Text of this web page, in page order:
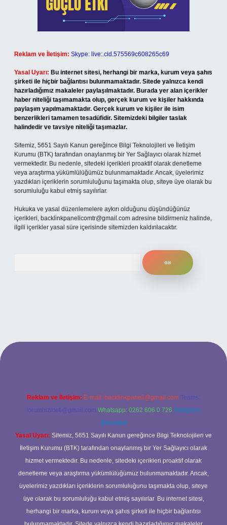
Reklam ve İletişim: Skype: live:.cid.575569c608265c69
Yasal Uyarı: Bu internet sitesi, herhangi bir marka, kurum veya şahıs
şirketi ile hiçbir bağlantısı bulunmamaktadır. Sitede yalnızca kendi
hazırladığımız makaleler paylaşılmaktadır. Burada yer alan içerikler
haber niteliği taşımamakta olup, gerçek kurum ve kişiler hakkında
paylaşım yapılmamaktadır. Gerçek kurum ve kişiler ile isim
benzerlikleri tamamen tesadüfidir. Sitemizdeki bilgiler taslak
halindedir ve tavsiye niteliği taşımazlar.
Sitemiz, 5651 Sayılı Kanun gereğince Bilgi Teknolojileri ve İletişim
Kurumu (BTK) tarafından onaylanmış bir Yer Sağlayıcı olarak hizmet
vermektedir. Bu nedenle, sitedeki içerikleri proaktif olarak denetleme
veya araştırma yükümlülüğümüz bulunmamaktadır. Ancak, üyelerimiz
yazdıkları içeriklerin sorumluluğunu taşımakta olup, siteye üye olarak bu
sorumluluğu kabul etmiş sayılırlar.
Hukuka ve yasal düzenlemelere aykırı olduğunu düşündüğünüz
içerikleri, backlinkpanelicomtr@gmail.com adresine bildirmeniz halinde,
ilgili içerikler yasal süre içerisinde sitemizden kaldırılacaktır.
betexper bahis
Reklam ve İletişim: E-mail: backlinkpaneli@gmail.com Teams:
forumhizmeti@gmail.com Whatsapp: 0262 606 0 726 Telegram:
@karabul
Yasal Uyarı: Sitemiz, 5651 Sayılı Kanun gereğince Bilgi Teknolojileri ve
İletişim Kurumu (BTK) tarafından onaylanmış bir Yer Sağlayıcı olarak
hizmet vermektedir. Bu nedenle, sitedeki içerikleri proaktif olarak
denetleme veya araştırma yükümlülüğümüz bulunmamaktadır. Ancak,
üyelerimiz yazdıkları içeriklerin sorumluluğunu taşımakta olup, siteye
üye olarak bu sorumluluğu kabul etmiş sayılırlar. Bu internet sitesi,
herhangi bir marka, kurum veya şahıs şirketi ile hiçbir bağlantısı